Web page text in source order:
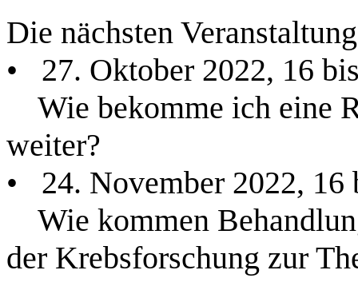
Die nächsten
• 27. Oktober 2022, 16
Wie bekomme ich eine
weiter?
• 24. November 2022, 16
Wie kommen
der Krebsforschung zur